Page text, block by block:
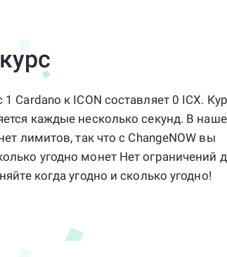
Cardano к ICON составляет 0 ICX.
каждые несколько секунд. В
лимитов, так что с ChangeNOW вы
угодно монет Нет ограничений
когда угодно и сколько угодно!